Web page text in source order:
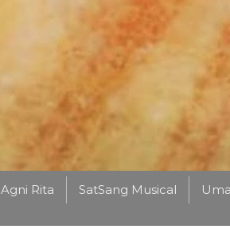
Agni Rita SatSang Musical